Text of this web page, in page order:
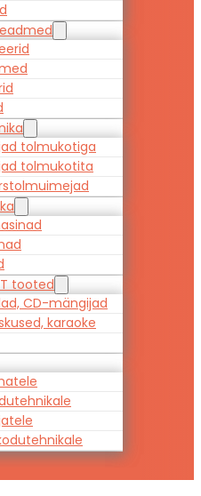
tolmukotiga
tolmukotita
tooted
CD-mängijad
karaoke